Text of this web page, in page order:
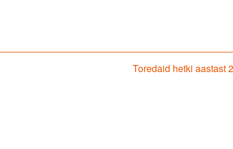
Next
Toredaid hetki aastast